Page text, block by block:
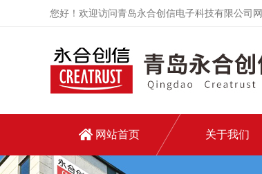
您好！欢迎访问青岛永合创信电子科技有限公司网
网站首页 关于我们